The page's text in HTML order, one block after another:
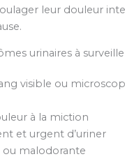
leur douleur
urinaires à
visible ou
à la miction
et urgent d’uriner
malodorante